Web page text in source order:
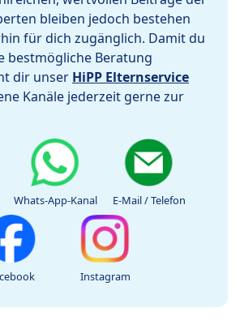
bleiben jedoch bestehen
für dich zugänglich. Damit du
bestmögliche Beratung
dir unser HiPP Elternservice
Kanäle jederzeit gerne zur
Whats-App-Kanal E-Mail / Telefon
Instagram